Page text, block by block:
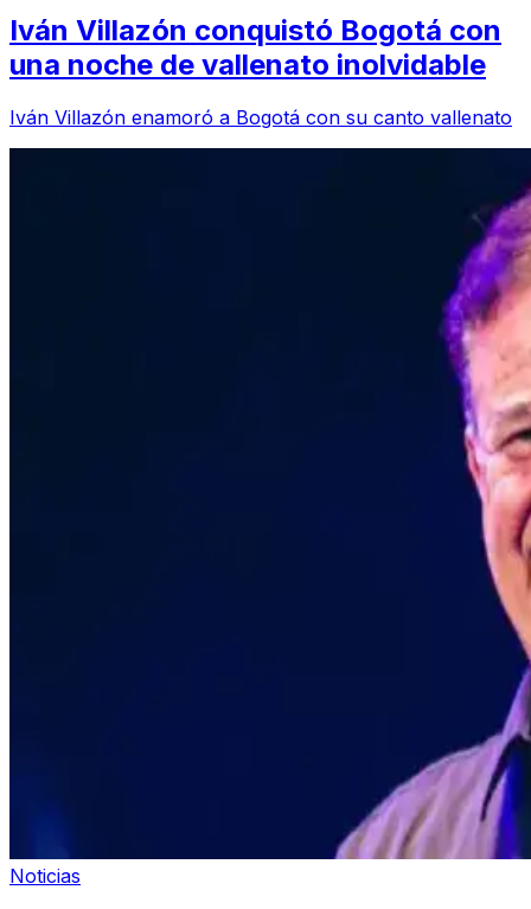
Iván Villazón conquistó Bogotá con
una noche de vallenato inolvidable
Iván Villazón enamoró a Bogotá con su canto vallenato
Noticias